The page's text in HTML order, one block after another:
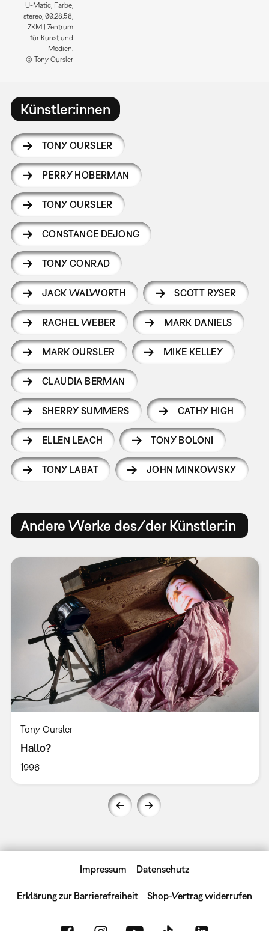
U-Matic, Farbe,
stereo, 00:28:58,
ZKM | Zentrum
für Kunst und
Medien.
© Tony Oursler
Künstler:innen
TONY OURSLER
PERRY HOBERMAN
TONY OURSLER
CONSTANCE DEJONG
TONY CONRAD
JACK WALWORTH SCOTT RYSER
RACHEL WEBER MARK DANIELS
MARK OURSLER MIKE KELLEY
CLAUDIA BERMAN
SHERRY SUMMERS CATHY HIGH
ELLEN LEACH TONY BOLONI
TONY LABAT JOHN MINKOWSKY
Andere Werke des/der Künstler:in
Tony Oursler
Hallo?
1996
Impressum Datenschutz
Erklärung zur Barrierefreiheit Shop-Vertrag widerrufen